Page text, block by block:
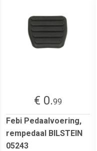
€ 0.99
Febi Pedaalvoering,
rempedaal BILSTEIN
05243